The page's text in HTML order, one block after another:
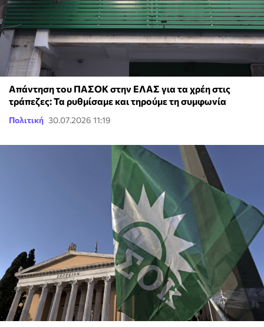
Απάντηση του ΠΑΣΟΚ στην ΕΛΑΣ για τα χρέη στις
τράπεζες: Τα ρυθμίσαμε και τηρούμε τη συμφωνία
Πολιτική 30.07.2026 11:19